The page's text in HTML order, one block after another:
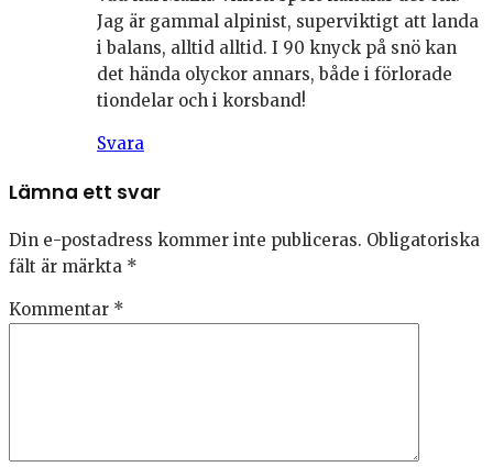
Jag är gammal alpinist, superviktigt att landa
i balans, alltid alltid. I 90 knyck på snö kan
det hända olyckor annars, både i förlorade
tiondelar och i korsband!
Svara
Lämna ett svar
Din e-postadress kommer inte publiceras. Obligatoriska
fält är märkta *
Kommentar *